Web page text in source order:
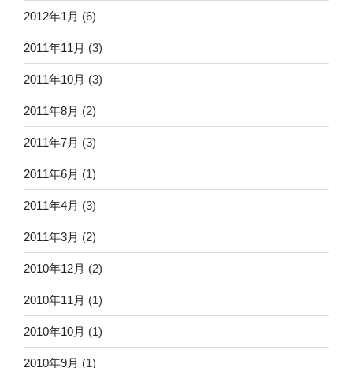
2012年1月 (6)
2011年11月 (3)
2011年10月 (3)
2011年8月 (2)
2011年7月 (3)
2011年6月 (1)
2011年4月 (3)
2011年3月 (2)
2010年12月 (2)
2010年11月 (1)
2010年10月 (1)
2010年9月 (1)